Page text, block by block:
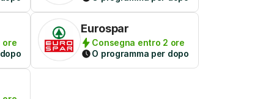
ore
Eurospar
Consegna entro 2 ore
O programma per dopo